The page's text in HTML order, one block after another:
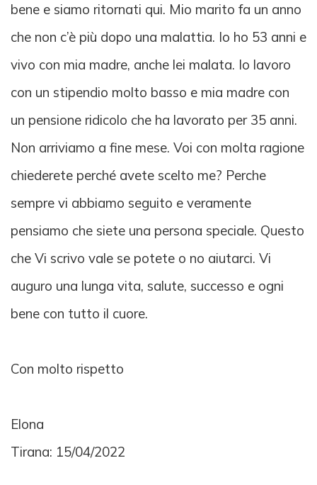
bene e siamo ritornati qui. Mio marito fa un anno
che non c’è più dopo una malattia. Io ho 53 anni e
vivo con mia madre, anche lei malata. Io lavoro
con un stipendio molto basso e mia madre con
un pensione ridicolo che ha lavorato per 35 anni.
Non arriviamo a fine mese. Voi con molta ragione
chiederete perché avete scelto me? Perche
sempre vi abbiamo seguito e veramente
pensiamo che siete una persona speciale. Questo
che Vi scrivo vale se potete o no aiutarci. Vi
auguro una lunga vita, salute, successo e ogni
bene con tutto il cuore.
Con molto rispetto
Elona
Tirana: 15/04/2022